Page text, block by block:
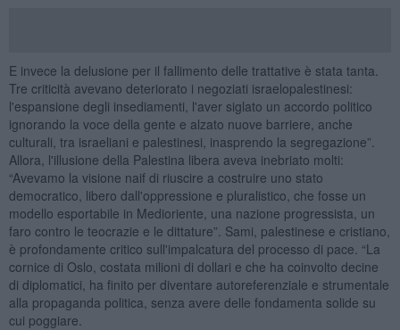
E invece la delusione per il fallimento delle trattative è stata tanta.
Tre criticità avevano deteriorato i negoziati israelopalestinesi:
l'espansione degli insediamenti, l'aver siglato un accordo politico
ignorando la voce della gente e alzato nuove barriere, anche
culturali, tra israeliani e palestinesi, inasprendo la segregazione”.
Allora, l'illusione della Palestina libera aveva inebriato molti:
“Avevamo la visione naif di riuscire a costruire uno stato
democratico, libero dall'oppressione e pluralistico, che fosse un
modello esportabile in Medioriente, una nazione progressista, un
faro contro le teocrazie e le dittature”. Sami, palestinese e cristiano,
è profondamente critico sull'impalcatura del processo di pace. “La
cornice di Oslo, costata milioni di dollari e che ha coinvolto decine
di diplomatici, ha finito per diventare autoreferenziale e strumentale
alla propaganda politica, senza avere delle fondamenta solide su
cui poggiare.